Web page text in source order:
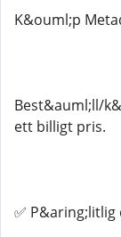
K&ouml;p
Best&auml;ll/
ett billigt pris.
✅